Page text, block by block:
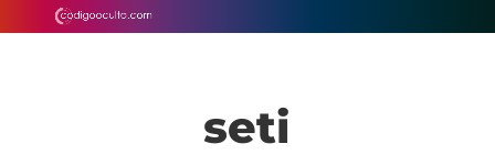
seti